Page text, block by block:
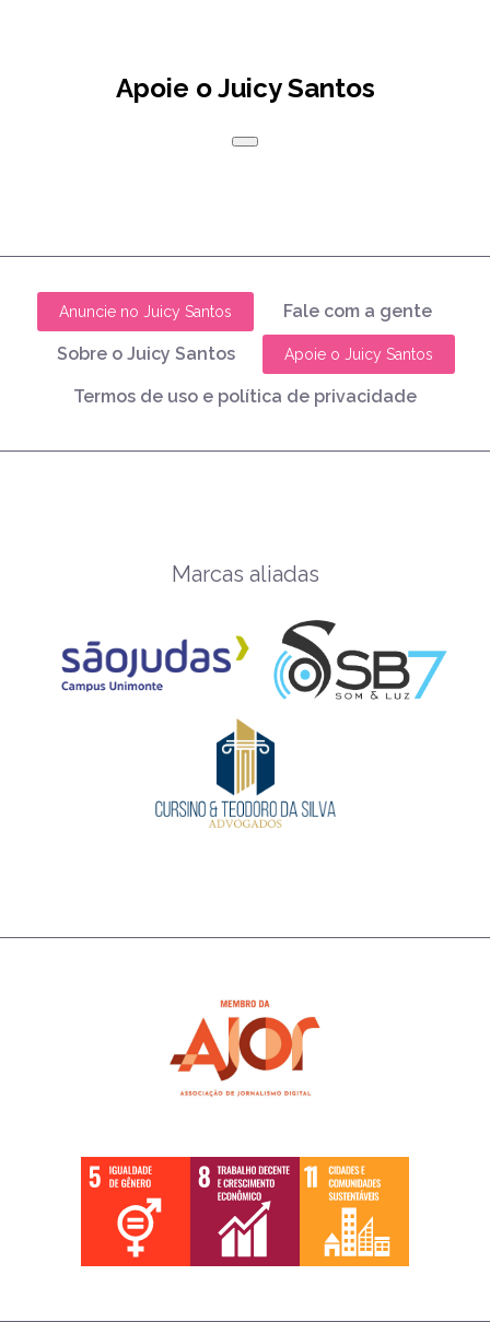
Apoie o Juicy Santos
Anuncie no Juicy Santos Fale com a gente
Sobre o Juicy Santos Apoie o Juicy Santos
Termos de uso e política de privacidade
Marcas aliadas